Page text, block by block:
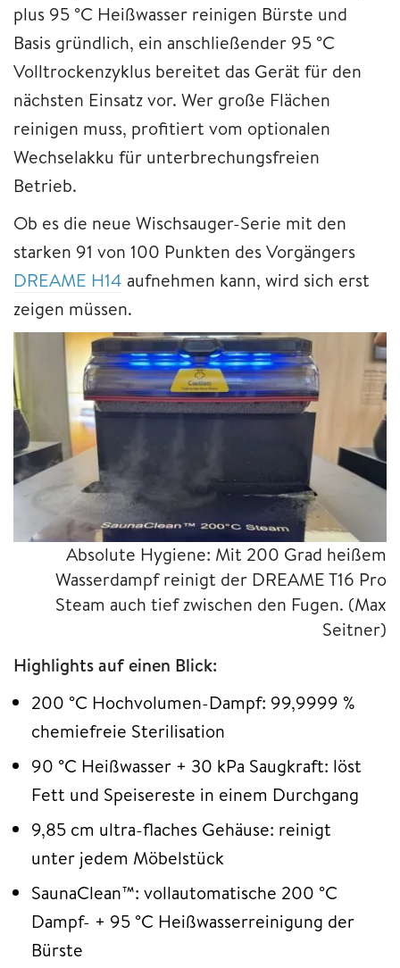
plus 95 °C Heißwasser reinigen Bürste und
Basis gründlich, ein anschließender 95 °C
Volltrockenzyklus bereitet das Gerät für den
nächsten Einsatz vor. Wer große Flächen
reinigen muss, profitiert vom optionalen
Wechselakku für unterbrechungsfreien
Betrieb.
Ob es die neue Wischsauger-Serie mit den
starken 91 von 100 Punkten des Vorgängers
DREAME H14 aufnehmen kann, wird sich erst
zeigen müssen.
Absolute Hygiene: Mit 200 Grad heißem
Wasserdampf reinigt der DREAME T16 Pro
Steam auch tief zwischen den Fugen. (Max
Seitner)
Highlights auf einen Blick:
200 °C Hochvolumen-Dampf: 99,9999 %
chemiefreie Sterilisation
90 °C Heißwasser + 30 kPa Saugkraft: löst
Fett und Speisereste in einem Durchgang
9,85 cm ultra-flaches Gehäuse: reinigt
unter jedem Möbelstück
SaunaClean™: vollautomatische 200 °C
Dampf- + 95 °C Heißwasserreinigung der
Bürste